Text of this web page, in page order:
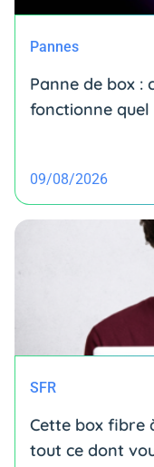
Pannes
Panne de box :
fonctionne
09/08/2026
SFR
Cette box fibre
tout ce dont